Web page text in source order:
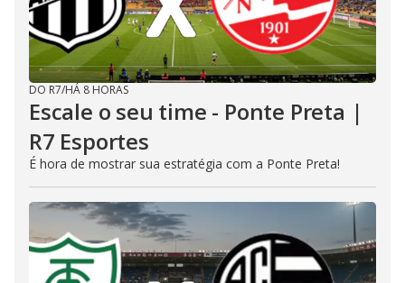
DO R7/HÁ 8 HORAS
Escale o seu time - Ponte Preta |
R7 Esportes
É hora de mostrar sua estratégia com a Ponte Preta!